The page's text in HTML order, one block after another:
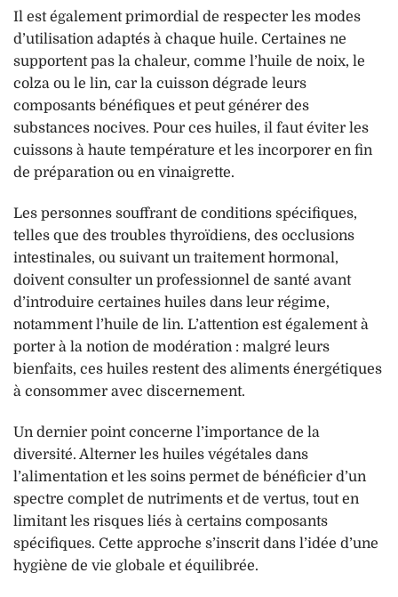
Il est également primordial de respecter les modes
d’utilisation adaptés à chaque huile. Certaines ne
supportent pas la chaleur, comme l’huile de noix, le
colza ou le lin, car la cuisson dégrade leurs
composants bénéfiques et peut générer des
substances nocives. Pour ces huiles, il faut éviter les
cuissons à haute température et les incorporer en fin
de préparation ou en vinaigrette.
Les personnes souffrant de conditions spécifiques,
telles que des troubles thyroïdiens, des occlusions
intestinales, ou suivant un traitement hormonal,
doivent consulter un professionnel de santé avant
d’introduire certaines huiles dans leur régime,
notamment l’huile de lin. L’attention est également à
porter à la notion de modération : malgré leurs
bienfaits, ces huiles restent des aliments énergétiques
à consommer avec discernement.
Un dernier point concerne l’importance de la
diversité. Alterner les huiles végétales dans
l’alimentation et les soins permet de bénéficier d’un
spectre complet de nutriments et de vertus, tout en
limitant les risques liés à certains composants
spécifiques. Cette approche s’inscrit dans l’idée d’une
hygiène de vie globale et équilibrée.